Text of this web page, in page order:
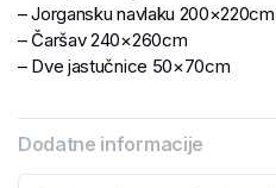
– Jorgansku navlaku 200×220cm
– Čaršav 240×260cm
– Dve jastučnice 50×70cm
Dodatne informacije